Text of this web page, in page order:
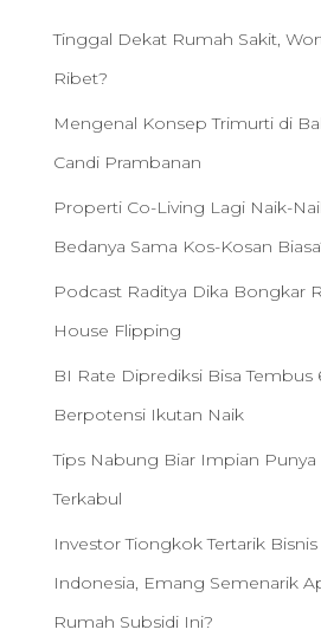
r
:
Tinggal Dekat Rumah Sakit,
Ribet?
Mengenal Konsep Trimurti di
Candi Prambanan
Properti Co-Living Lagi Naik-
Bedanya Sama Kos-Kosan
Podcast Raditya Dika Bongkar
House Flipping
BI Rate Diprediksi Bisa Tembus
Berpotensi Ikutan Naik
Tips Nabung Biar Impian
Terkabul
Investor Tiongkok Tertarik
Indonesia, Emang Semenarik
Rumah Subsidi Ini?